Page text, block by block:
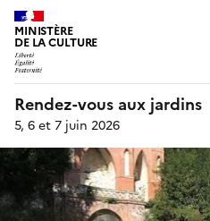
MINISTÈRE
DE LA CULTURE
Rendez-vous aux jardins
5, 6 et 7 juin 2026